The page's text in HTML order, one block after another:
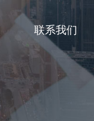
联系我们